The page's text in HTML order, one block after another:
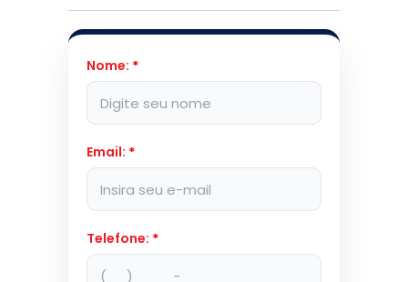
Nome: *
Email: *
Telefone: *